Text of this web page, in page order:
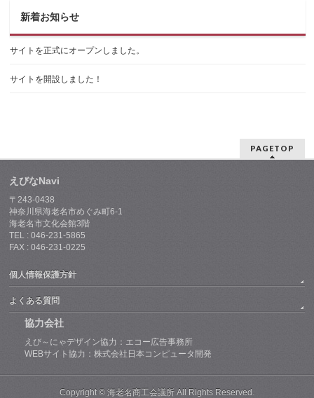
新着お知らせ
サイトを正式にオープンしました。
サイトを開設しました！
PAGETOP
えびなNavi
〒243-0438
神奈川県海老名市めぐみ町6-1
海老名市文化会館3階
TEL : 046-231-5865
FAX : 046-231-0225
個人情報保護方針
よくある質問
協力会社
えび～にゃデザイン協力：エコー広告事務所
WEBサイト協力：株式会社日本コンピュータ開発
Copyright © 海老名商工会議所 All Rights Reserved.